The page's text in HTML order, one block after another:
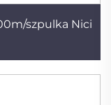
szpulka Nici